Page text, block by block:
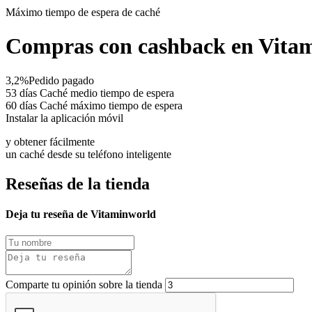
Máximo tiempo de espera de caché
Compras con cashback en
3,2%Pedido pagado
53 días Caché medio tiempo de espera
60 días Caché máximo tiempo de espera
Instalar la aplicación móvil
y obtener fácilmente
un caché desde su teléfono inteligente
Reseñas de la tienda
Deja tu reseña de Vitaminworld
Comparte tu opinión sobre la tienda